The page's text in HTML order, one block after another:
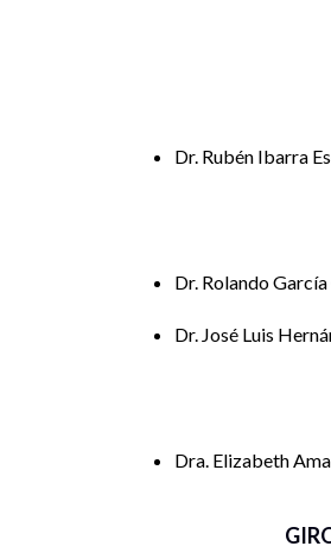
Dr. Rubén Ibarra
Dr. Rolando
Dr. José Luis
Dra. Elizabeth